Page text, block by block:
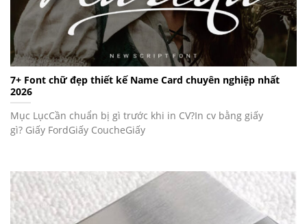
7+ Font chữ đẹp thiết kế Name Card chuyên nghiệp nhất
2026
Mục LụcCần chuẩn bị gì trước khi in CV?In cv bằng giấy
gì? Giấy FordGiấy CoucheGiấy